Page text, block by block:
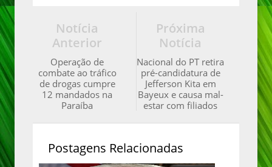
Próxima
Notícia
Nacional do PT retira
pré-candidatura de
Jefferson Kita em
Bayeux e causa mal-
estar com filiados
Notícia
Anterior
Operação de
combate ao tráfico
de drogas cumpre
12 mandados na
Paraíba
Postagens Relacionadas